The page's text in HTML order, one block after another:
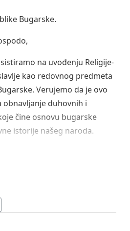
Bugarske.
na uvođenju Religije-
kao redovnog predmeta
Verujemo da je ovo
duhovnih i
čine osnovu bugarske
istorije našeg naroda.
deo našeg kulturnog
verskog obrazovanja